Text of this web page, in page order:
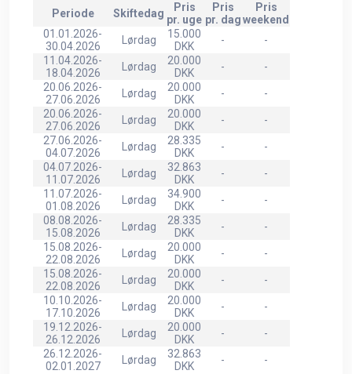
Periode Skiftedag
Pris
pr. uge
Pris
pr. dag
Pris
weekend
01.01.2026-
30.04.2026
Lørdag
15.000
DKK
-
-
11.04.2026-
18.04.2026
Lørdag
20.000
DKK
-
-
20.06.2026-
27.06.2026
Lørdag
20.000
DKK
-
-
20.06.2026-
27.06.2026
Lørdag
20.000
DKK
-
-
27.06.2026-
04.07.2026
Lørdag
28.335
DKK
-
-
04.07.2026-
11.07.2026
Lørdag
32.863
DKK
-
-
11.07.2026-
01.08.2026
Lørdag
34.900
DKK
-
-
08.08.2026-
15.08.2026
Lørdag
28.335
DKK
-
-
15.08.2026-
22.08.2026
Lørdag
20.000
DKK
-
-
15.08.2026-
22.08.2026
Lørdag
20.000
DKK
-
-
10.10.2026-
17.10.2026
Lørdag
20.000
DKK
-
-
19.12.2026-
26.12.2026
Lørdag
20.000
DKK
-
-
26.12.2026-
02.01.2027
Lørdag
32.863
DKK
- -